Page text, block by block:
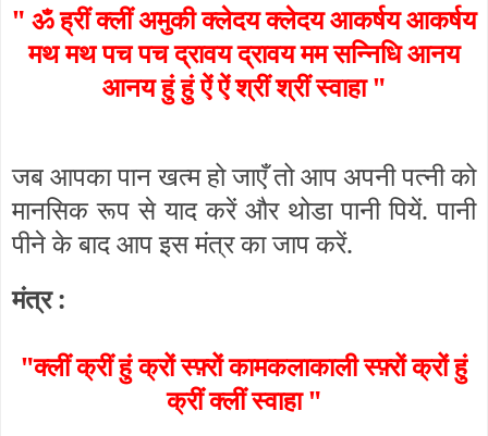
" ॐ ह्रीं क्लीं अमुकी क्लेदय क्लेदय आकर्षय आकर्षय
मथ मथ पच पच द्रावय द्रावय मम सन्निधि आनय
आनय हुं हुं ऐं ऐं श्रीं श्रीं स्वाहा "
जब आपका पान खत्म हो जाएँ तो आप अपनी पत्नी को
मानसिक रूप से याद करें और थोडा पानी पियें. पानी
पीने के बाद आप इस मंत्र का जाप करें.
मंत्र :
"क्लीं क्रीं हुं क्रों स्फ़्रों कामकलाकाली स्फ़्रों क्रों हुं
क्रीं क्लीं स्वाहा "